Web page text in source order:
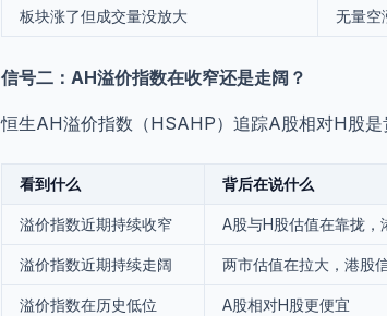
板块涨了但成交量没放大 无量空
信号二：AH溢价指数在收窄还是走阔？
恒生AH溢价指数（HSAHP）追踪A股相对H股是
看到什么 背后在说什么
溢价指数近期持续收窄 A股与H股估值在靠拢
溢价指数近期持续走阔 两市估值在拉大，港股
溢价指数在历史低位 A股相对H股更便宜